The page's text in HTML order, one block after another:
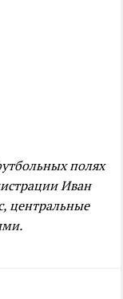
полях
Иван
центральные